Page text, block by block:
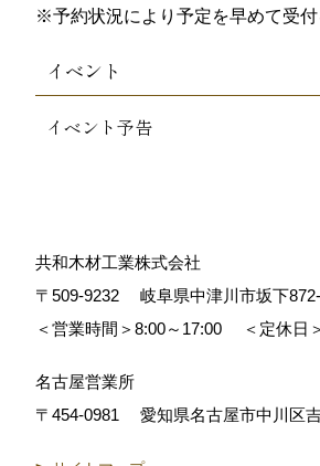
※予約状況により予定を早めて受
イベント
イベント予告
共和木材工業株式会社
〒509-9232
岐阜県中津川市坂下
＜営業時間＞8:00～17:00
＜定休日
名古屋営業所
〒454-0981
愛知県名古屋市中川区